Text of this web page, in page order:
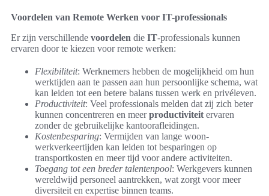
Voordelen van Remote Werken voor IT-professionals
Er zijn verschillende voordelen die IT-professionals kunnen
ervaren door te kiezen voor remote werken:
Flexibiliteit: Werknemers hebben de mogelijkheid om hun
werktijden aan te passen aan hun persoonlijke schema, wat
kan leiden tot een betere balans tussen werk en privéleven.
Productiviteit: Veel professionals melden dat zij zich beter
kunnen concentreren en meerproductiviteit ervaren
zonder de gebruikelijke kantoorafleidingen.
Kostenbesparing: Vermijden van lange woon-
werkverkeertijden kan leiden tot besparingen op
transportkosten en meer tijd voor andere activiteiten.
Toegang tot een breder talentenpool: Werkgevers kunnen
wereldwijd personeel aantrekken, wat zorgt voor meer
diversiteit en expertise binnen teams.